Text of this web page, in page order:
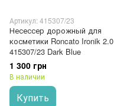
Артикул: 415307/23
Несессер дорожный для
косметики Roncato Ironik 2.0
415307/23 Dark Blue
1 300 грн
В наличии
Купить